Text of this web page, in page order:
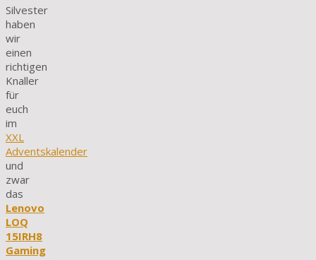
Silvester
haben
wir
einen
richtigen
Knaller
für
euch
im
XXL
Adventskalender
und
zwar
das
Lenovo
LOQ
15IRH8
Gaming